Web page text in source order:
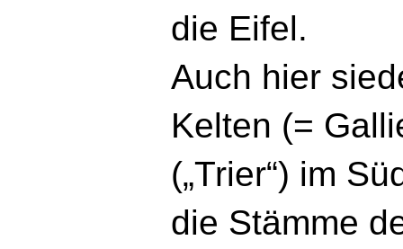
die Eifel.
Auch hier
Kelten (=
(„Trier“) im
die Stämme